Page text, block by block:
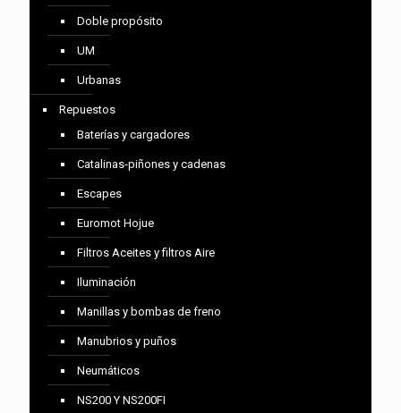
Doble propósito
UM
Urbanas
Repuestos
Baterías y cargadores
Catalinas-piñones y cadenas
Escapes
Euromot Hojue
Filtros Aceites y filtros Aire
Iluminación
Manillas y bombas de freno
Manubrios y puños
Neumáticos
NS200 Y NS200FI